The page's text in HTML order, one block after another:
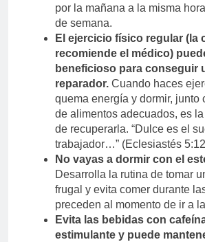
por la mañana a la misma
de semana.
El ejercicio físico regular (la
recomiende el médico)
beneficioso para conseguir
reparador. Cuando haces
quema energía y dormir, junto
de alimentos adecuados, es
de recuperarla. “Dulce es el
trabajador…” (Eclesiastés
No vayas a dormir con el
Desarrolla la rutina de tomar
frugal y evita comer durante
preceden al momento de ir a
Evita las bebidas con
estimulante y puede